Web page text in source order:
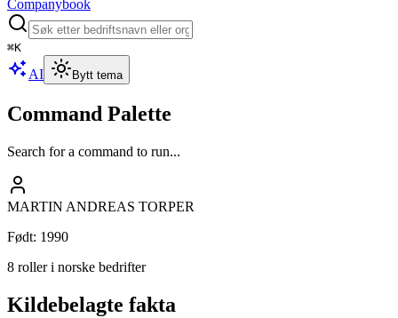
Companybook
⌘K
AI Bytt tema
Command Palette
Search for a command to run...
MARTIN ANDREAS TORPER
Født: 1990
8 roller i norske bedrifter
Kildebelagte fakta